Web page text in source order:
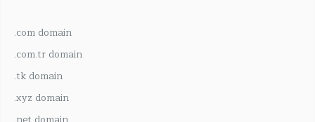
.com domain
.com.tr domain
.tk domain
.xyz domain